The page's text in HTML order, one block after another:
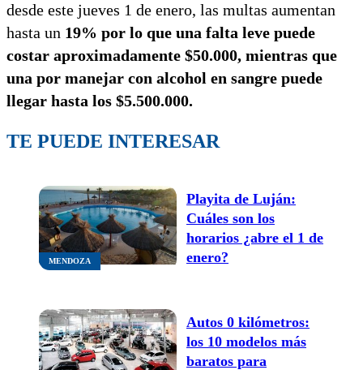
desde este jueves 1 de enero, las multas aumentan
hasta un 19% por lo que una falta leve puede
costar aproximadamente $50.000, mientras que
una por manejar con alcohol en sangre puede
llegar hasta los $5.500.000.
TE PUEDE INTERESAR
MENDOZA
Playita de Luján:
Cuáles son los
horarios ¿abre el 1 de
enero?
Autos 0 kilómetros:
los 10 modelos más
baratos para